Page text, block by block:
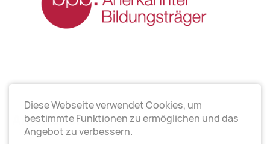
Arbeitsrichtungen
Diese Webseite verwendet Cookies, um
bestimmte Funktionen zu ermöglichen und das
Angebot zu verbessern.